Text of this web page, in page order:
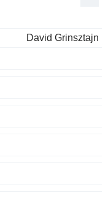
David Grinsztajn